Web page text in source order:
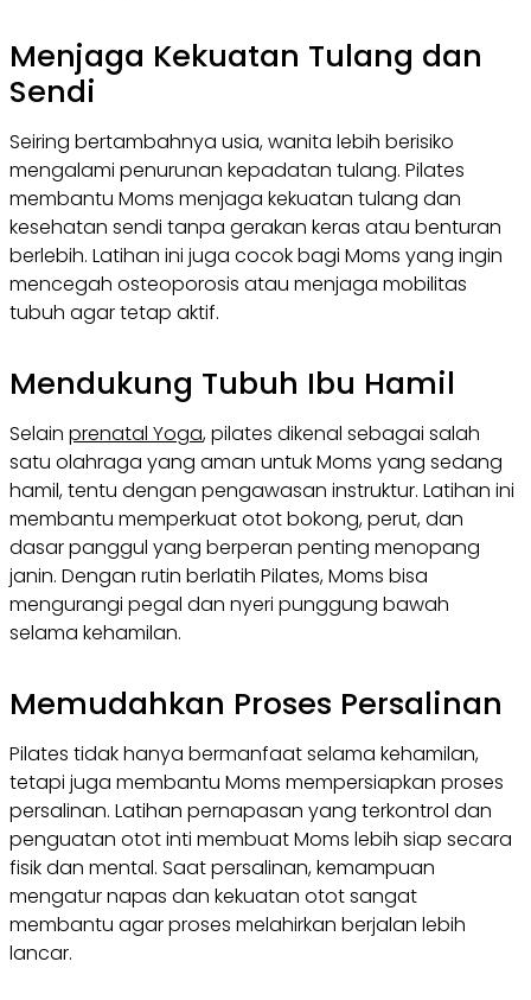
Menjaga Kekuatan Tulang dan
Sendi
Seiring bertambahnya usia, wanita lebih berisiko
mengalami penurunan kepadatan tulang. Pilates
membantu Moms menjaga kekuatan tulang dan
kesehatan sendi tanpa gerakan keras atau benturan
berlebih. Latihan ini juga cocok bagi Moms yang ingin
mencegah osteoporosis atau menjaga mobilitas
tubuh agar tetap aktif.
Mendukung Tubuh Ibu Hamil
Selain prenatal Yoga, pilates dikenal sebagai salah
satu olahraga yang aman untuk Moms yang sedang
hamil, tentu dengan pengawasan instruktur. Latihan ini
membantu memperkuat otot bokong, perut, dan
dasar panggul yang berperan penting menopang
janin. Dengan rutin berlatih Pilates, Moms bisa
mengurangi pegal dan nyeri punggung bawah
selama kehamilan.
Memudahkan Proses Persalinan
Pilates tidak hanya bermanfaat selama kehamilan,
tetapi juga membantu Moms mempersiapkan proses
persalinan. Latihan pernapasan yang terkontrol dan
penguatan otot inti membuat Moms lebih siap secara
fisik dan mental. Saat persalinan, kemampuan
mengatur napas dan kekuatan otot sangat
membantu agar proses melahirkan berjalan lebih
lancar.